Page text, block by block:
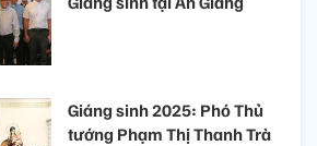
Giáng sinh 2025: Phó Thủ
tướng Phạm Thị Thanh Trà